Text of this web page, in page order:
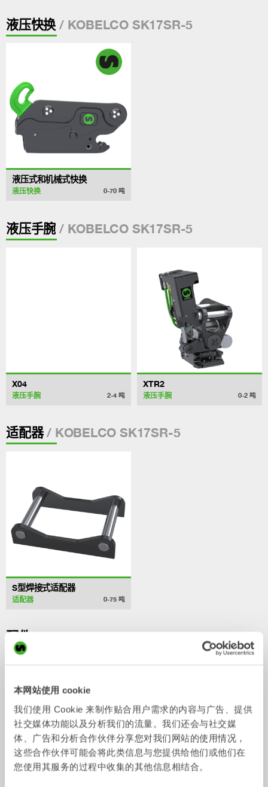
本网站使用 cookie
我们使用 Cookie 来制作贴合用户需求的内容与广告、提供
社交媒体功能以及分析我们的流量。我们还会与社交媒
体、广告和分析合作伙伴分享您对我们网站的使用情况，
这些合作伙伴可能会将此类信息与您提供给他们或他们在
您使用其服务的过程中收集的其他信息相结合。
液压快换 / KOBELCO SK17SR-5
液压式和机械式快换
液压快换 0-70 吨
液压手腕/ KOBELCO SK17SR-5
X04
液压手腕 2-4 吨
XTR2
液压手腕 0-2 吨
适配器/ KOBELCO SK17SR-5
S型焊接式适配器
适配器 0-75 吨
配件/ KOBELCO SK17SR-5